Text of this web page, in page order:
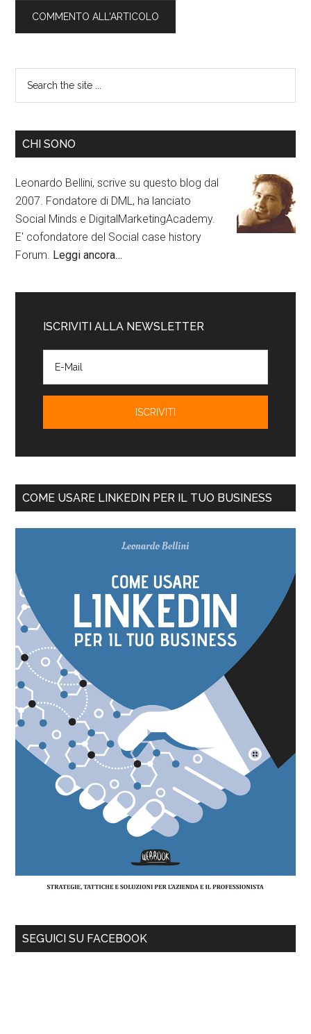
CHI SONO
Leonardo Bellini, scrive su questo blog dal
2007. Fondatore di DML, ha lanciato
Social Minds e DigitalMarketingAcademy.
E' cofondatore del Social case history
Forum. Leggi ancora…
ISCRIVITI ALLA NEWSLETTER
COME USARE LINKEDIN PER IL TUO BUSINESS
SEGUICI SU FACEBOOK